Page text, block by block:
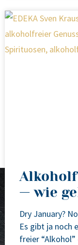
— wie
Dry Janu­ary?
Es gibt ja noch
frei­er